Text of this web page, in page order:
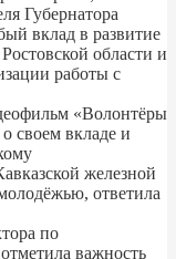
Губернатора
вклад в развитие
области и
работы с
«Волонтёры
своем вкладе и
железной
ответила
по
важность